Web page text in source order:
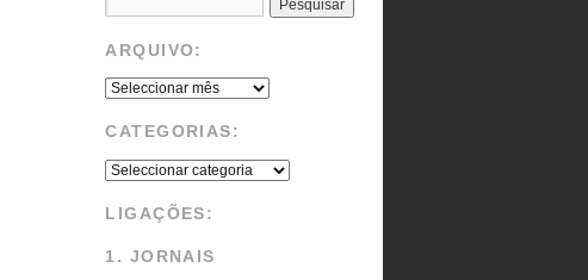
ARQUIVO:
CATEGORIAS:
LIGAÇÕES:
1. JORNAIS